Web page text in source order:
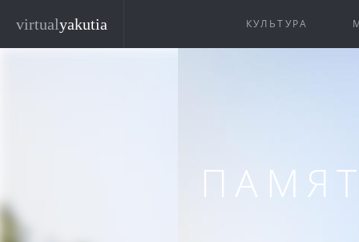
virtualyakutia КУЛЬТУРА